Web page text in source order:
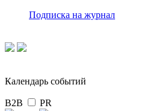
Подписка на журнал
Календарь событий
B2B PR